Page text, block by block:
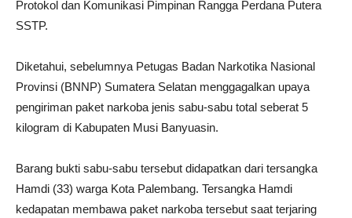
Protokol dan Komunikasi Pimpinan Rangga Perdana Putera
SSTP.
Diketahui, sebelumnya Petugas Badan Narkotika Nasional
Provinsi (BNNP) Sumatera Selatan menggagalkan upaya
pengiriman paket narkoba jenis sabu-sabu total seberat 5
kilogram di Kabupaten Musi Banyuasin.
Barang bukti sabu-sabu tersebut didapatkan dari tersangka
Hamdi (33) warga Kota Palembang. Tersangka Hamdi
kedapatan membawa paket narkoba tersebut saat terjaring